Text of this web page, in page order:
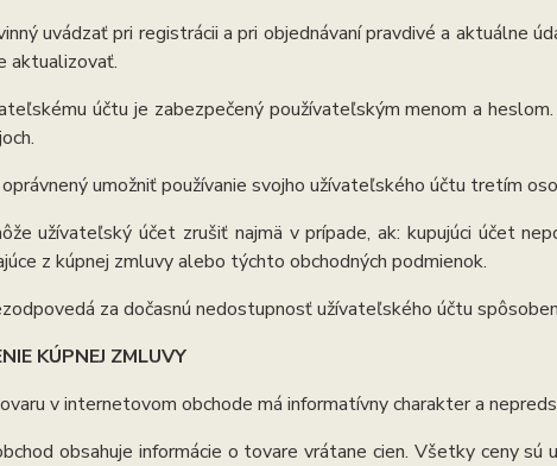
uvádzať pri registrácii a pri objednávaní pravdivé a aktuálne
aktualizovať.
účtu je zabezpečený používateľským menom a
oprávnený umožniť používanie svojho užívateľského účtu tretím
užívateľský účet zrušiť najmä v prípade, ak: kupujúci účet
z kúpnej zmluvy alebo týchto obchodných podmienok.
za dočasnú nedostupnosť užívateľského účtu
KÚPNEJ ZMLUVY
v internetovom obchode má informatívny charakter a
obsahuje informácie o tovare vrátane cien. Všetky ceny sú